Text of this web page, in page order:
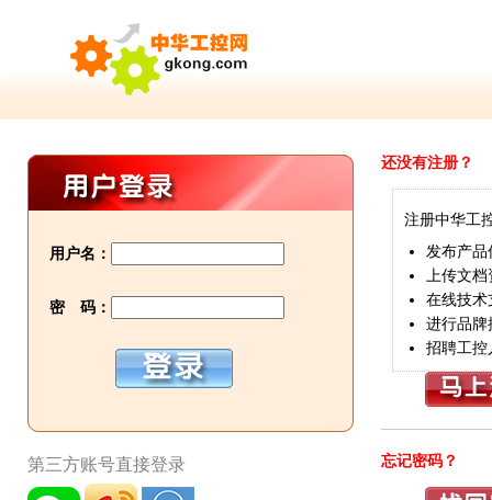
用户名：
密 码：
第三方账号直接登录
还没有注册？
注册中华工
发布产品
上传文档
在线技术
进行品牌
招聘工控
忘记密码？